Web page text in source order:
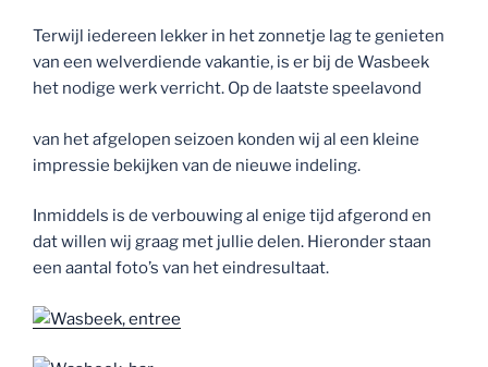
Terwijl iedereen lekker in het zonnetje lag te genieten
van een welverdiende vakantie, is er bij de Wasbeek
het nodige werk verricht. Op de laatste speelavond
van het afgelopen seizoen konden wij al een kleine
impressie bekijken van de nieuwe indeling.
Inmiddels is de verbouwing al enige tijd afgerond en
dat willen wij graag met jullie delen. Hieronder staan
een aantal foto’s van het eindresultaat.